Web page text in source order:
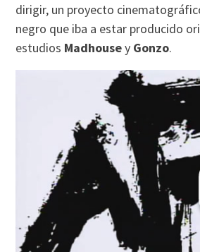
dirigir, un proyecto
negro que iba a estar producido
estudios Madhousey Gonzo.